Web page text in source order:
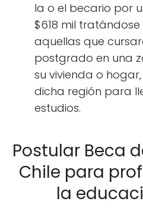
la o el becario por
$618 mil
aquellas que
postgrado en una
su vivienda o
dicha región para
estudios.
Postular Beca
Chile para
la